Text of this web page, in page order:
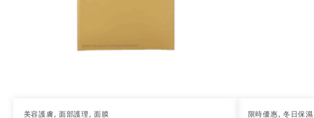
美容護膚, 面部護理 ,面膜 限時優惠, 冬日保